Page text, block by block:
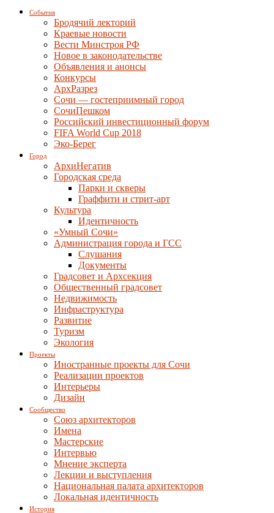
События
Бродячий лекторий
Краевые новости
Вести Минстроя РФ
Новое в законодательстве
Объявления и анонсы
Конкурсы
АрхРазрез
Сочи — гостеприимный город
СочиПешком
Российский инвестиционный форум
FIFA World Cup 2018
Эко-Берег
Город
АрхиНегатив
Городская среда
Парки и скверы
Граффити и стрит-арт
Культура
Идентичность
«Умный Сочи»
Администрация города и ГСС
Слушания
Документы
Градсовет и Архсекция
Общественный градсовет
Недвижимость
Инфраструктура
Развитие
Туризм
Экология
Проекты
Иностранные проекты для Сочи
Реализации проектов
Интерьеры
Дизайн
Сообщество
Союз архитекторов
Имена
Мастерские
Интервью
Мнение эксперта
Лекции и выступления
Национальная палата архитекторов
Локальная идентичность
История